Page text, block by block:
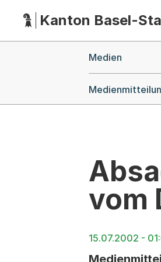
HauptnavigationKanton Basel-
Medien
vom
15.07.2002 -